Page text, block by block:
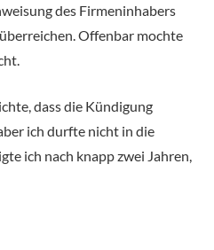
des Firmeninhabers
Offenbar mochte
dass die Kündigung
ich durfte nicht in die
ich nach knapp zwei Jahren,